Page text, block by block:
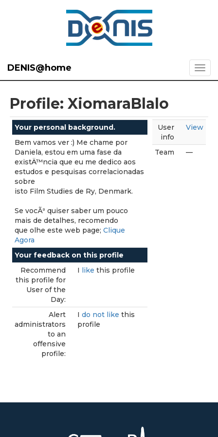
DENIS@home
Profile: XiomaraBlalo
Your personal background.
Bem vamos ver :) Me chame por
Daniela, estou em uma fase da
existÄ™ncia que eu me dedico aos
estudos e pesquisas correlacionadas
sobre
isto Film Studies de Ry, Denmark.
Se vocÃª quiser saber um pouco
mais de detalhes, recomendo
que olhe este web page; Clique
Agora
Your feedback on this profile
Recommend
this profile for
User of the
Day:
I like this profile
Alert
administrators
to an
offensive
profile:
I do not like this
profile
User
info
View
Team —